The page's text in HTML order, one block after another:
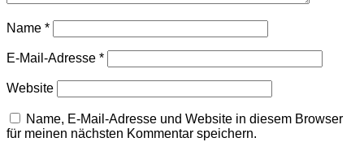
Name *
E-Mail-Adresse *
Website
Name, E-Mail-Adresse und Website in diesem Browser
für meinen nächsten Kommentar speichern.